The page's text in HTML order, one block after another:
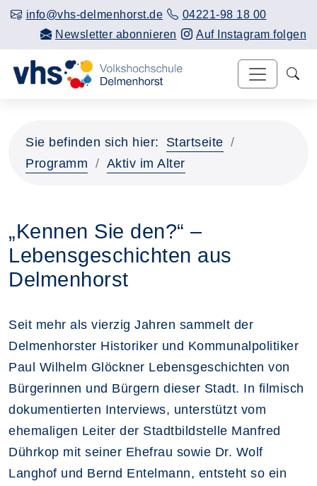
info@vhs-delmenhorst.de
04221-98 18 00
Newsletter abonnieren
Auf Instagram folgen
Sie befinden sich hier:
Startseite
Programm
Aktiv im Alter
„Kennen Sie den?“ –
Lebensgeschichten aus
Delmenhorst
Seit mehr als vierzig Jahren sammelt der
Delmenhorster Historiker und Kommunalpolitiker
Paul Wilhelm Glöckner Lebensgeschichten von
Bürgerinnen und Bürgern dieser Stadt. In filmisch
dokumentierten Interviews, unterstützt vom
ehemaligen Leiter der Stadtbildstelle Manfred
Dührkop mit seiner Ehefrau sowie Dr. Wolf
Langhof und Bernd Entelmann, entsteht so ein